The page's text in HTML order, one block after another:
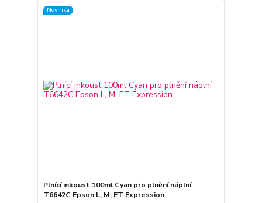
Novinka
Plnící inkoust 100ml Cyan pro plnění náplní
T6642C Epson L, M, ET Expression